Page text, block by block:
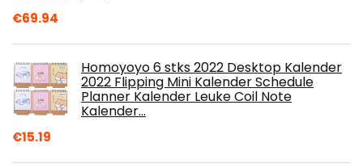
€69.94
Homoyoyo 6 stks 2022 Desktop Kalender
2022 Flipping Mini Kalender Schedule
Planner Kalender Leuke Coil Note
Kalender…
€15.19